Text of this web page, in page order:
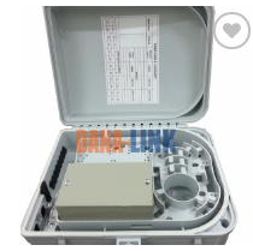
Add to
wishlist